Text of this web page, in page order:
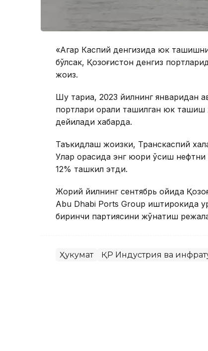
«Агар Каспий денгизида юк
бўлсак, Қозоғистон денгиз
жоиз.
Шу тариқа, 2023 йилнинг январидан
портлари орқали ташилган юк
дейилади хабарда.
Таъкидлаш жоизки, Транскаспий
Улар орасида энг юқори ўсиш
12% ташкил этди.
Жорий йилнинг сентябрь ойида
Abu Dhabi Ports Group иштирокида
биринчи партиясини жўнатиш
Ҳукумат ҚР Индустрия ва